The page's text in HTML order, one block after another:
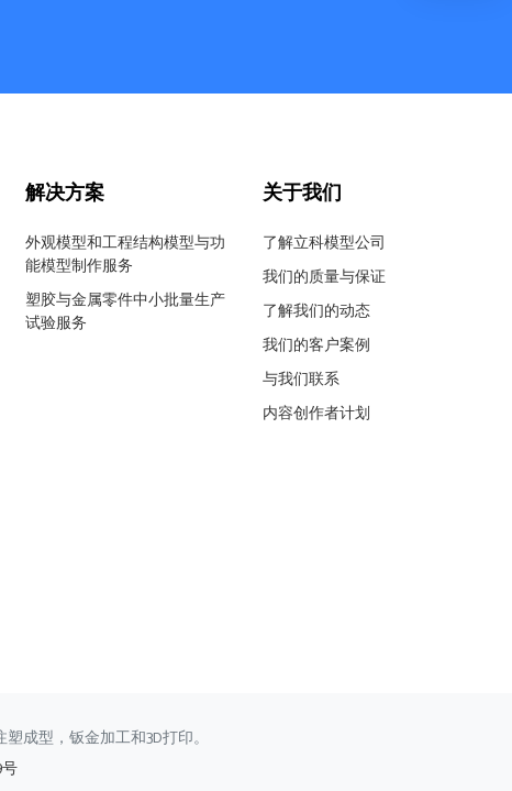
解决方案
外观模型和工程结构模型与功
能模型制作服务
塑胶与金属零件中小批量生产
试验服务
关于我们
了解立科模型公司
我们的质量与保证
了解我们的动态
我们的客户案例
与我们联系
内容创作者计划
成型，钣金加工和3D打印。
号